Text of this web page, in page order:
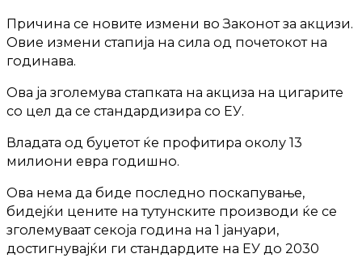
Причина се новите измени во Законот за акцизи.
Овие измени стапија на сила од почетокот на
годинава.
Ова ја зголемува стапката на акциза на цигарите
со цел да се стандардизира со ЕУ.
Владата од буџетот ќе профитира околу 13
милиони евра годишно.
Ова нема да биде последно поскапување,
бидејќи цените на тутунските производи ќе се
зголемуваат секоја година на 1 јануари,
достигнувајќи ги стандардите на ЕУ до 2030